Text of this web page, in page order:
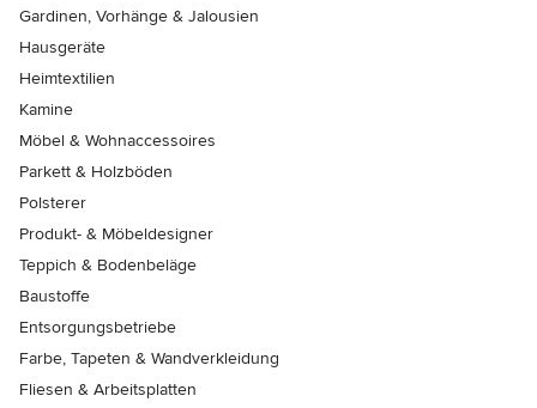
Gardinen, Vorhänge & Jalousien
Hausgeräte
Heimtextilien
Kamine
Möbel & Wohnaccessoires
Parkett & Holzböden
Polsterer
Produkt- & Möbeldesigner
Teppich & Bodenbeläge
Baustoffe
Entsorgungsbetriebe
Farbe, Tapeten & Wandverkleidung
Fliesen & Arbeitsplatten